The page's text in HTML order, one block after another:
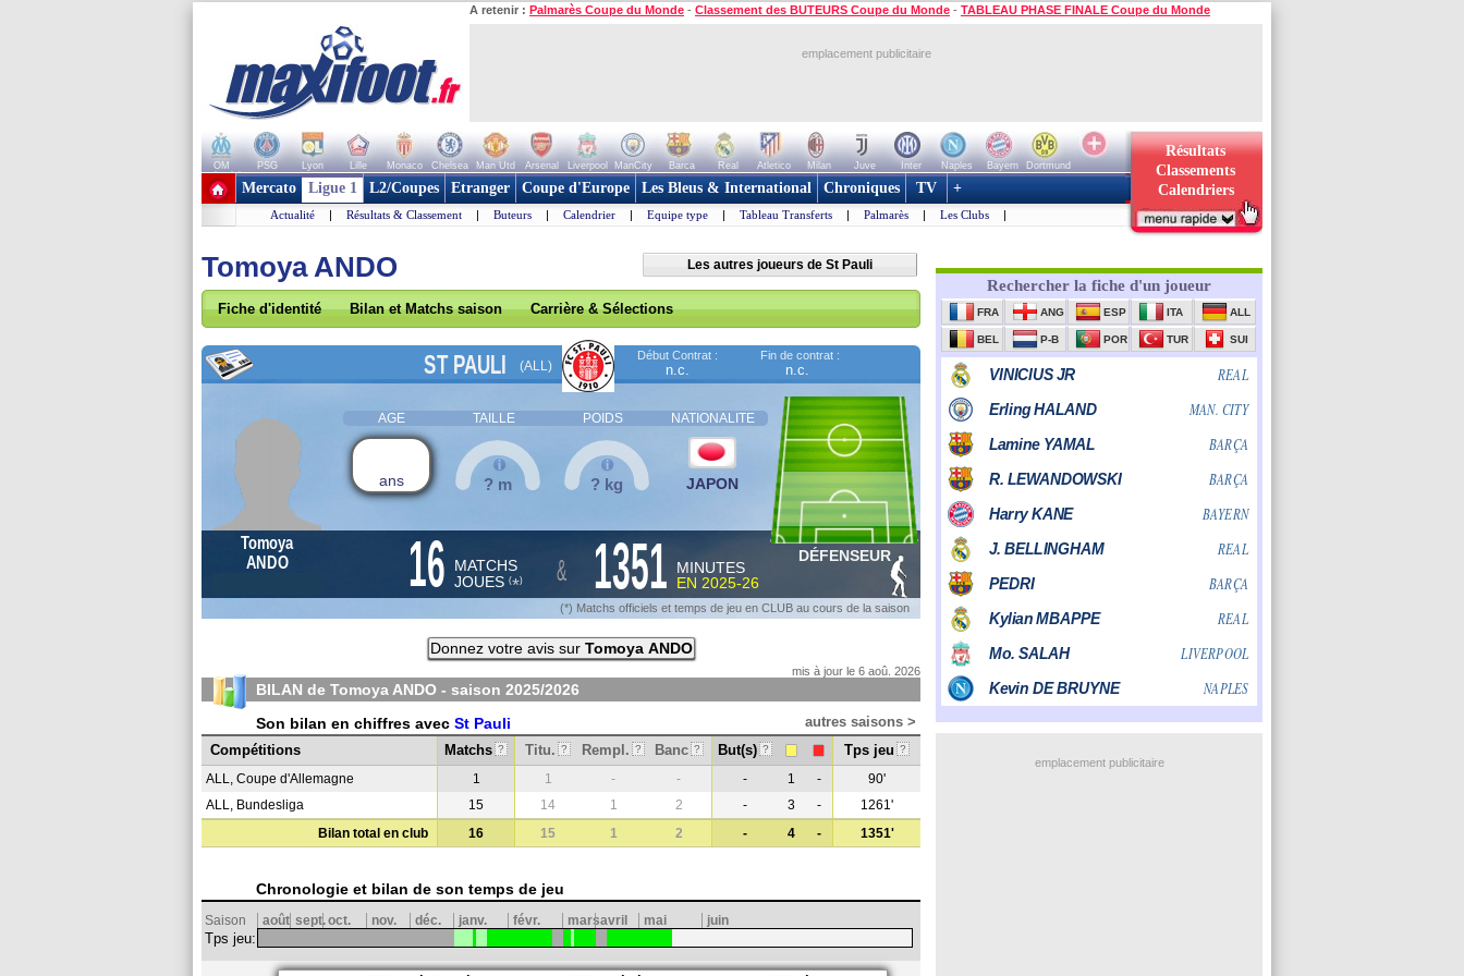
A retenir : Palmarès Coupe du Monde - Classement des BUTEURS Coupe du Monde - TABLEAU PHASE FINALE Coupe du Monde
emplacement publicitaire
OM PSG Lyon Lille Monaco Chelsea Man Utd Arsenal Liverpool ManCity Barca Real Atletico Milan Juve Inter Naples Bayern
Dortmund
+ de clubs
Résultats
Classements
Calendriers
Mercato Ligue 1 L2/Coupes Etranger Coupe d'Europe Les Bleus & International Chroniques TV +
Actualité | Résultats & Classement | Buteurs | Calendrier | Equipe type | Tableau Transferts | Palmarès | Les Clubs |
Tomoya ANDO Les autres joueurs de St Pauli
Fiche d'identité Bilan et Matchs saison Carrière & Sélections
ST PAULI (ALL)
Début Contrat :
n.c.
Fin de contrat :
n.c.
AGE TAILLE POIDS NATIONALITE
ans ? m ? kg JAPON
Tomoya
ANDO
16 MATCHS
JOUES (*) & 1351
MINUTES
EN 2025-26
DÉFENSEUR
(*) Matchs officiels et temps de jeu en CLUB au cours de la saison
Donnez votre avis sur Tomoya ANDO
mis à jour le 6 aoû. 2026
BILAN de Tomoya ANDO - saison 2025/2026
Son bilan en chiffres avec St Pauli
autres saisons >
Compétitions
Matchs ? Titu. ? Rempl. ? Banc ? But(s) ? Tps jeu ?
ALL, Coupe d'Allemagne 1 1 - - - 1 -
90'
ALL, Bundesliga
15 14 1 2 - 3 -
1261'
Bilan total en club
16 15 1 2 - 4 - 1351'
Chronologie et bilan de son temps de jeu
Saison août sept.oct. nov. déc. janv. févr. marsavril mai juin
Tps jeu:
emplacement publicitaire